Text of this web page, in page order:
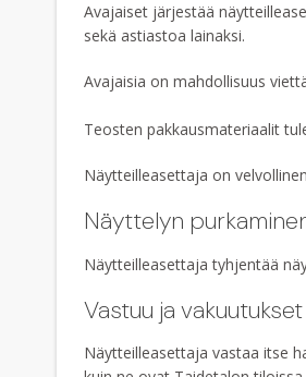
Avajaiset järjestää
sekä astiastoa lainaksi.
Avajaisia on mahdollisuus
Teosten pakkausmateriaalit
Näytteilleasettaja on
Näyttelyn
Näytteilleasettaja tyhjentää
Vastuu ja vakuutukset
Näytteilleasettaja vastaa itse